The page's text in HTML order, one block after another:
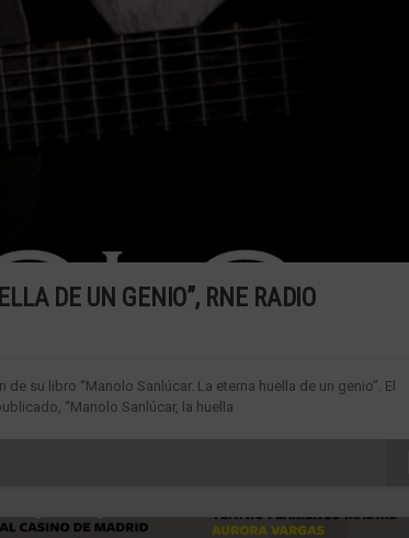
DE UN GENIO”, RNE RADIO
su libro “Manolo Sanlúcar. La eterna huella de un genio”. El
“Manolo Sanlúcar, la huella